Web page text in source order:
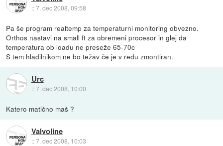
::7. dec 2008, 09:58
Pa še program realtemp za temperaturni monitoring obvezno.
Orthos nastavi na small ft za obremeni procesor in glej da
temperatura ob loadu ne preseže 65-70c
S tem hladilnikom ne bo težav če je v redu zmontiran.
Urc
::7. dec 2008, 10:00
Katero matično maš ?
Valvoline
::7. dec 2008, 10:03